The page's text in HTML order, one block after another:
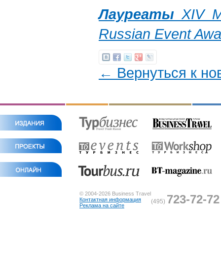
Лауреаты ХIV
Russian Event
← Вернуться к
© 2004-2026 Business Travel
Контактная информация
Реклама на сайте
(495) 723-72-72